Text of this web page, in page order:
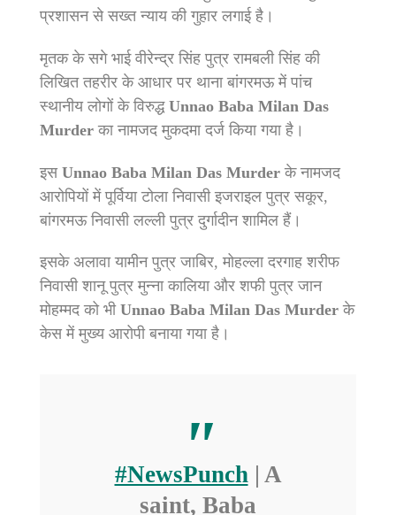
प्रशासन से सख्त न्याय की गुहार लगाई है।
मृतक के सगे भाई वीरेन्द्र सिंह पुत्र रामबली सिंह की
लिखित तहरीर के आधार पर थाना बांगरमऊ में पांच
स्थानीय लोगों के विरुद्ध Unnao Baba Milan Das
Murder का नामजद मुकदमा दर्ज किया गया है।
इस Unnao Baba Milan Das Murder के नामजद
आरोपियों में पूर्विया टोला निवासी इजराइल पुत्र सकूर,
बांगरमऊ निवासी लल्ली पुत्र दुर्गादीन शामिल हैं।
इसके अलावा यामीन पुत्र जाबिर, मोहल्ला दरगाह शरीफ
निवासी शानू पुत्र मुन्ना कालिया और शफी पुत्र जान
मोहम्मद को भी Unnao Baba Milan Das Murder के
केस में मुख्य आरोपी बनाया गया है।
#NewsPunch| A
saint, Baba